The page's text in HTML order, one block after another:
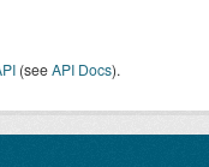
(seeAPI Docs).